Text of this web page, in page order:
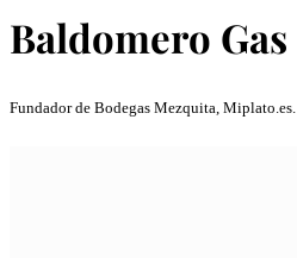
Baldomero Gas
Fundador de Bodegas Mezquita, Miplato.es.